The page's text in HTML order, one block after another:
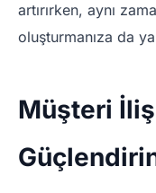
artırırken, aynı
oluşturmanıza da
Müşteri